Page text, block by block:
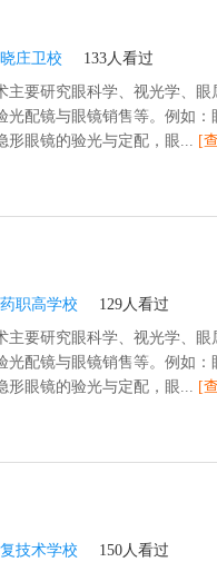
庄卫校
133人看过
主要研究眼科学、视光学、
光配镜与眼镜销售等。例如：
形眼镜的验光与定配，眼... [
职高学校
129人看过
主要研究眼科学、视光学、
光配镜与眼镜销售等。例如：
形眼镜的验光与定配，眼... [
技术学校
150人看过